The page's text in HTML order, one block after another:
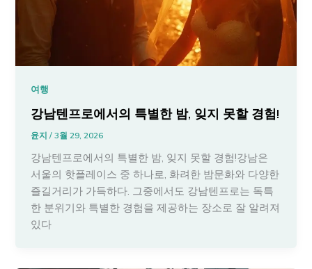
여행
강남텐프로에서의 특별한 밤, 잊지 못할 경험!
윤지/3월 29, 2026
강남텐프로에서의 특별한 밤, 잊지 못할 경험!강남은
서울의 핫플레이스 중 하나로, 화려한 밤문화와 다양한
즐길거리가 가득하다. 그중에서도 강남텐프로는 독특
한 분위기와 특별한 경험을 제공하는 장소로 잘 알려져
있다